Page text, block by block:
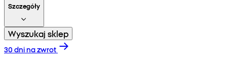
Szczegóły
Wyszukaj sklep
30 dni na zwrot